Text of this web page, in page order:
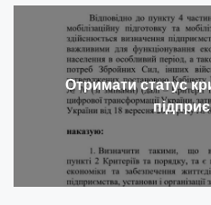
Отримати статус